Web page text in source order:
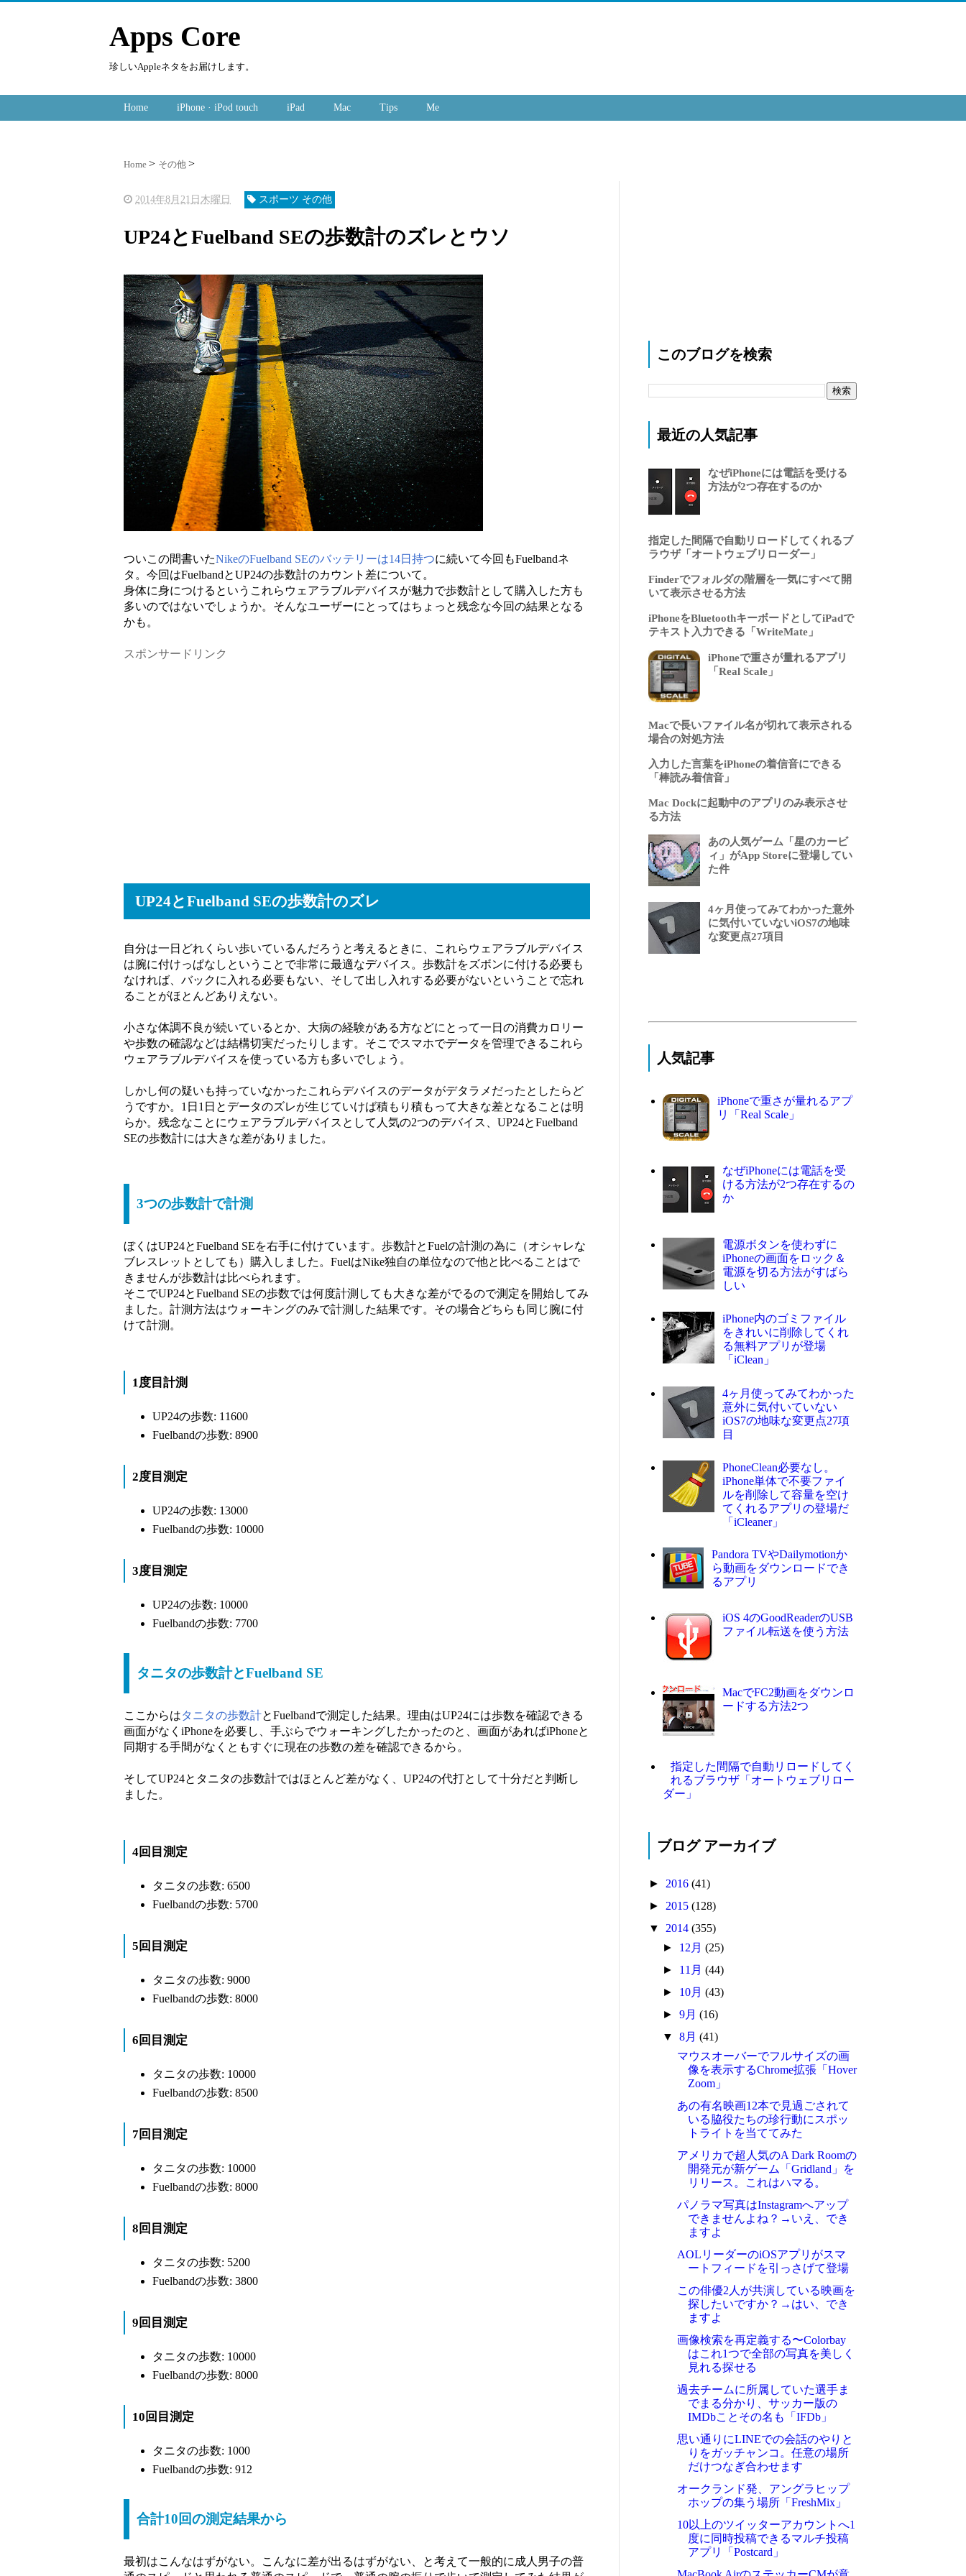
Apps Core
珍しいAppleネタをお届けします。
Home iPhone · iPod touch iPad Mac Tips Me
Home その他
2014年8月21日木曜日 スポーツ その他
UP24とFuelband SEの歩数計のズレとウソ
ついこの間書いたNikeのFuelband SEのバッテリーは14日持つに続いて今回もFuelbandネ
タ。今回はFuelbandとUP24の歩数計のカウント差について。
身体に身につけるというこれらウェアラブルデバイスが魅力で歩数計として購入した方も
多いのではないでしょうか。そんなユーザーにとってはちょっと残念な今回の結果となる
かも。
スポンサードリンク
UP24とFuelband SEの歩数計のズレ
自分は一日どれくらい歩いているんだろうと考えるときに、これらウェアラブルデバイス
は腕に付けっぱなしということで非常に最適なデバイス。歩数計をズボンに付ける必要も
なければ、バックに入れる必要もない、そして出し入れする必要がないということで忘れ
ることがほとんどありえない。
小さな体調不良が続いているとか、大病の経験がある方などにとって一日の消費カロリー
や歩数の確認などは結構切実だったりします。そこでスマホでデータを管理できるこれら
ウェアラブルデバイスを使っている方も多いでしょう。
しかし何の疑いも持っていなかったこれらデバイスのデータがデタラメだったとしたらど
うですか。1日1日とデータのズレが生じていけば積もり積もって大きな差となることは明
らか。残念なことにウェアラブルデバイスとして人気の2つのデバイス、UP24とFuelband
SEの歩数計には大きな差がありました。
3つの歩数計で計測
ぼくはUP24とFuelband SEを右手に付けています。歩数計とFuelの計測の為に（オシャレな
ブレスレットとしても）購入しました。FuelはNike独自の単位なので他と比べることはで
きませんが歩数計は比べられます。
そこでUP24とFuelband SEの歩数では何度計測しても大きな差がでるので測定を開始してみ
ました。計測方法はウォーキングのみで計測した結果です。その場合どちらも同じ腕に付
けて計測。
1度目計測
UP24の歩数: 11600
Fuelbandの歩数: 8900
2度目測定
UP24の歩数: 13000
Fuelbandの歩数: 10000
3度目測定
UP24の歩数: 10000
Fuelbandの歩数: 7700
タニタの歩数計とFuelband SE
ここからはタニタの歩数計とFuelbandで測定した結果。理由はUP24には歩数を確認できる
画面がなくiPhoneを必要し、手ぶらでウォーキングしたかったのと、画面があればiPhoneと
同期する手間がなくともすぐに現在の歩数の差を確認できるから。
そしてUP24とタニタの歩数計ではほとんど差がなく、UP24の代打として十分だと判断し
ました。
4回目測定
タニタの歩数: 6500
Fuelbandの歩数: 5700
5回目測定
タニタの歩数: 9000
Fuelbandの歩数: 8000
6回目測定
タニタの歩数: 10000
Fuelbandの歩数: 8500
7回目測定
タニタの歩数: 10000
Fuelbandの歩数: 8000
8回目測定
タニタの歩数: 5200
Fuelbandの歩数: 3800
9回目測定
タニタの歩数: 10000
Fuelbandの歩数: 8000
10回目測定
タニタの歩数: 1000
Fuelbandの歩数: 912
合計10回の測定結果から
最初はこんなはずがない。こんなに差が出るはずがない、と考えて一般的に成人男子の普
このブログを検索
最近の人気記事
なぜiPhoneには電話を受ける
方法が2つ存在するのか
指定した間隔で自動リロードしてくれるブ
ラウザ「オートウェブリローダー」
Finderでフォルダの階層を一気にすべて開
いて表示させる方法
iPhoneをBluetoothキーボードとしてiPadで
テキスト入力できる「WriteMate」
iPhoneで重さが量れるアプリ
「Real Scale」
Macで長いファイル名が切れて表示される
場合の対処方法
入力した言葉をiPhoneの着信音にできる
「棒読み着信音」
Mac Dockに起動中のアプリのみ表示させ
る方法
あの人気ゲーム「星のカービ
ィ」がApp Storeに登場してい
た件
4ヶ月使ってみてわかった意外
に気付いていないiOS7の地味
な変更点27項目
人気記事
iPhoneで重さが量れるアプ
リ「Real Scale」
なぜiPhoneには電話を受
ける方法が2つ存在するの
か
電源ボタンを使わずに
iPhoneの画面をロック＆
電源を切る方法がすばら
しい
iPhone内のゴミファイル
をきれいに削除してくれ
る無料アプリが登場
「iClean」
4ヶ月使ってみてわかった
意外に気付いていない
iOS7の地味な変更点27項
目
PhoneClean必要なし。
iPhone単体で不要ファイ
ルを削除して容量を空け
てくれるアプリの登場だ
「iCleaner」
Pandora TVやDailymotionか
ら動画をダウンロードでき
るアプリ
iOS 4のGoodReaderのUSB
ファイル転送を使う方法
MacでFC2動画をダウンロ
ードする方法2つ
指定した間隔で自動リロードしてく
れるブラウザ「オートウェブリロー
ダー」
ブログ アーカイブ
► 2016 (41)
► 2015 (128)
▼ 2014 (355)
► 12月(25)
► 11月(44)
► 10月(43)
►9月(16)
▼8月(41)
マウスオーバーでフルサイズの画
像を表示するChrome拡張「Hover
Zoom」
あの有名映画12本で見過ごされて
いる脇役たちの珍行動にスポッ
トライトを当ててみた
アメリカで超人気のA Dark Roomの
開発元が新ゲーム「Gridland」を
リリース。これはハマる。
パノラマ写真はInstagramへアップ
できませんよね？→いえ、でき
ますよ
AOLリーダーのiOSアプリがスマ
ートフィードを引っさげて登場
この俳優2人が共演している映画を
探したいですか？→はい、でき
ますよ
画像検索を再定義する〜Colorbay
はこれ1つで全部の写真を美しく
見れる探せる
過去チームに所属していた選手ま
でまる分かり、サッカー版の
IMDbことその名も「IFDb」
思い通りにLINEでの会話のやりと
りをガッチャンコ。任意の場所
だけつなぎ合わせます
オークランド発、アングラヒップ
ホップの集う場所「FreshMix」
10以上のツイッターアカウントへ1
度に同時投稿できるマルチ投稿
アプリ「Postcard」